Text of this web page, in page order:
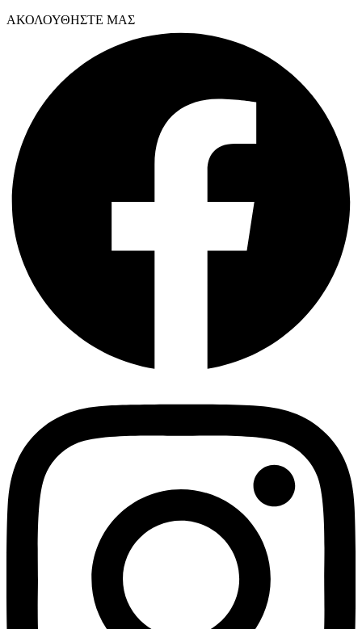
ΑΚΟΛΟΥΘΗΣΤΕ ΜΑΣ